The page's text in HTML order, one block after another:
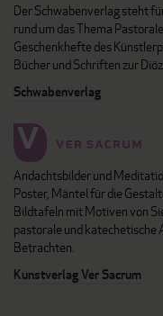
Der Schwabenverlag steht
rund um das Thema
Geschenkhefte des
Bücher und Schriften zur
Schwabenverlag
Andachtsbilder und
Poster, Mäntel für die
Bildtafeln mit Motiven von
pastorale und katechetische
Betrachten.
Kunstverlag Ver Sacrum